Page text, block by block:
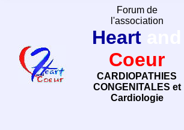
Forum de
l'association
Heart
Coeur
CARDIOPATHIES
CONGENITALES et
Cardiologie